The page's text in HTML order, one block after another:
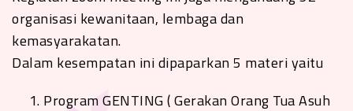
organisasi kewanitaan, lembaga dan
kemasyarakatan.
Dalam kesempatan ini dipaparkan 5 materi yaitu
Program GENTING ( Gerakan Orang Tua Asuh